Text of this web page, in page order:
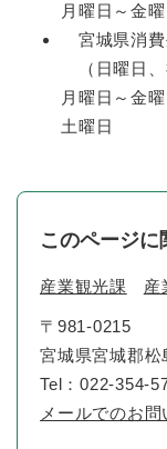
月曜日～金
宮城県消費
（日曜日、
月曜日～金
土曜日
このページに
産業観光課 産
〒981-0215
宮城県宮城郡松
Tel：022-354-
メールでのお